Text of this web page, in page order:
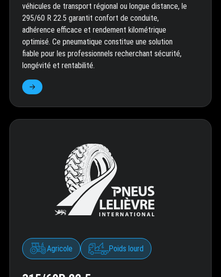
véhicules de transport régional ou longue distance, le
295/60 R 22.5 garantit confort de conduite,
adhérence efficace et rendement kilométrique
optimisé. Ce pneumatique constitue une solution
fiable pour les professionnels recherchant sécurité,
longévité et rentabilité.
Agricole Poids lourd